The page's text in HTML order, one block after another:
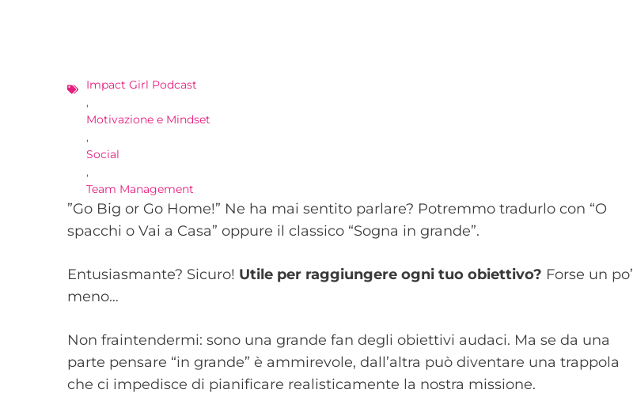
Impact Girl Podcast
,
Motivazione e Mindset
,
Social
,
Team Management
”Go Big or Go Home!” Ne ha mai sentito parlare? Potremmo tradurlo con “O
spacchi o Vai a Casa” oppure il classico “Sogna in grande”.
Entusiasmante? Sicuro! Utile per raggiungere ogni tuo obiettivo? Forse un po’
meno…
Non fraintendermi: sono una grande fan degli obiettivi audaci. Ma se da una
parte pensare “in grande” è ammirevole, dall’altra può diventare una trappola
che ci impedisce di pianificare realisticamente la nostra missione.